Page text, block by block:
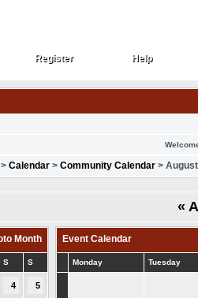
Register
Register Help
Help
> Calendar > Community Calendar >
«
S S
4 5
Event Calendar
Monday Tuesday